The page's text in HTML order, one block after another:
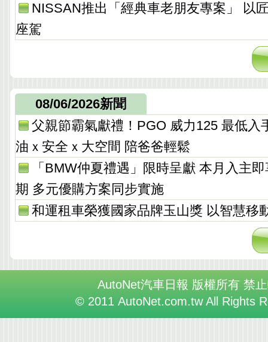
NISSAN推出「經典車老朋友專案」 以
座駕
08/06/2026新聞
父親節霸氣獻禮！PGO 威力125 最低入
油ｘ安全ｘ大空間 陪爸爸輕鬆
「BMW仲夏禮遇」限時呈獻 本月入主
期 多元優購方案同步實施
和運租車榮獲國家品牌玉山獎 以智慧移
AutoNet汽車日報 版權所有 禁
© 2011 AutoNet.com.tw All Rights